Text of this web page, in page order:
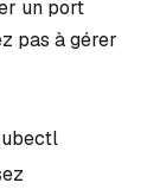
un port
pas à gérer